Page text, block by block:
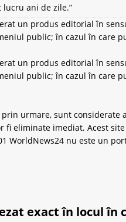
ani de zile.”
un produs editorial în
public; în cazul în care
un produs editorial în
public; în cazul în care
urmare, sunt
fi eliminate imediat. Acest
WorldNews24 nu este un
exact în locul în